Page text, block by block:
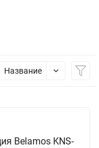
Название
Belamos KNS-